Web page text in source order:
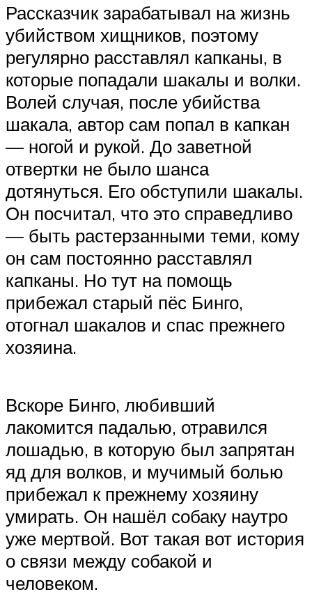
Рассказчик зарабатывал на жизнь
убийством хищников, поэтому
регулярно расставлял капканы, в
которые попадали шакалы и волки.
Волей случая, после убийства
шакала, автор сам попал в капкан
— ногой и рукой. До заветной
отвертки не было шанса
дотянуться. Его обступили шакалы.
Он посчитал, что это справедливо
— быть растерзанными теми, кому
он сам постоянно расставлял
капканы. Но тут на помощь
прибежал старый пёс Бинго,
отогнал шакалов и спас прежнего
хозяина.
Вскоре Бинго, любивший
лакомится падалью, отравился
лошадью, в которую был запрятан
яд для волков, и мучимый болью
прибежал к прежнему хозяину
умирать. Он нашёл собаку наутро
уже мертвой. Вот такая вот история
о связи между собакой и
человеком.